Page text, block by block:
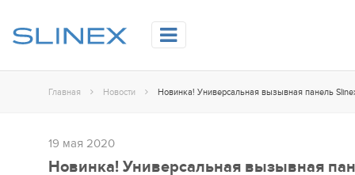
Главная Новости Новинка! Универсальная вызывная панель
19 мая 2020
Новинка! Универсальная вызывная